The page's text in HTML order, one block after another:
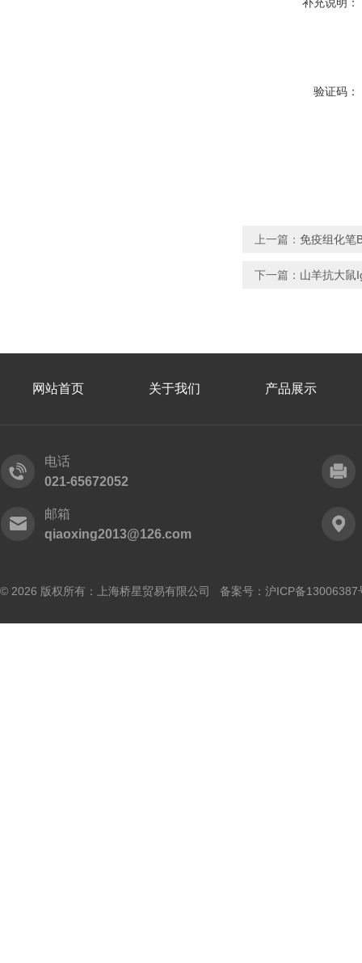
验证码：
上一篇： 免疫组化笔
下一篇： 山羊抗大鼠
网站首页 关于我们 产品展示
电话
021-65672052
邮箱
qiaoxing2013@126.com
© 2026 版权所有：上海桥星贸易有限公司 备案号： 沪ICP备13006387